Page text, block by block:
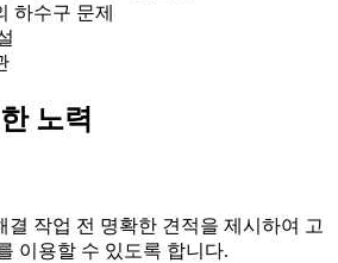
하수구 문제
노력
결 작업 전 명확한 견적을 제시하여 고
이용할 수 있도록 합니다.